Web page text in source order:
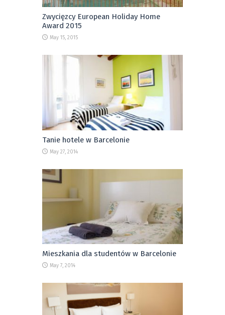
Zwycięzcy European Holiday Home
Award 2015
May 15, 2015
Tanie hotele w Barcelonie
May 27, 2014
Mieszkania dla studentów w Barcelonie
May 7, 2014